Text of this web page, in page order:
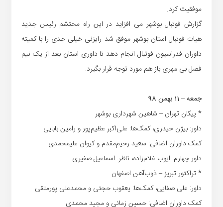
موفقیت کرد.
گزارش فوتبال بوشهر می افزاید در این راه محتشم رئیس جدید
هیات فوتبال استان بوشهر موفق شد رایزنی خیلی جدی را با کمیته
داوران فدراسیون فوتبال انجام دهد تا داوری استان بعد از یک نیم
فصل بی مهری باز هم مورد توجه قرار بگیرد.
جمعه – 11 بهمن 98
* پیکان تهران – شاهین شهرداری بوشهر
داور: بیژن حیدری، کمک‌ها: علی‌اکبر عظیم‌پور و رامین بابایی
کمک داوران اضافی: سعید رحیم‌مقدم و کیوان علیمحمدی
داور چهارم: ایوب غلام‌زاده، ناظر: اسماعیل صفیری
* تراکتور تبریز – ذوب‌آهن اصفهان
داور: علی صفایی، کمک‌ها: یعقوب حجتی و محمدعلی پورمتقی
کمک داوران اضافی: حسین زمانی و مجید محمدی